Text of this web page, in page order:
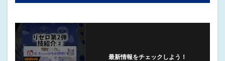
最新情報をチェックしよう！